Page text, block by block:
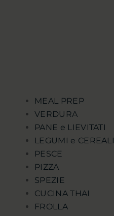
MEAL PREP
VERDURA
PANE e LIEVITATI
LEGUMI e CEREALI
PESCE
PIZZA
SPEZIE
CUCINA THAI
FROLLA